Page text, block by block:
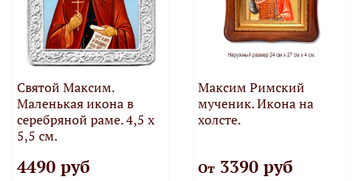
Святой Максим.
Маленькая икона в
серебряной раме. 4,5 х
5,5 см.
4490 руб
Максим Римский
мученик. Икона на
холсте.
От3390 руб